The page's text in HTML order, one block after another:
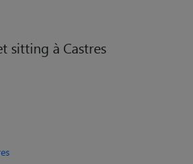
sitting à Castres